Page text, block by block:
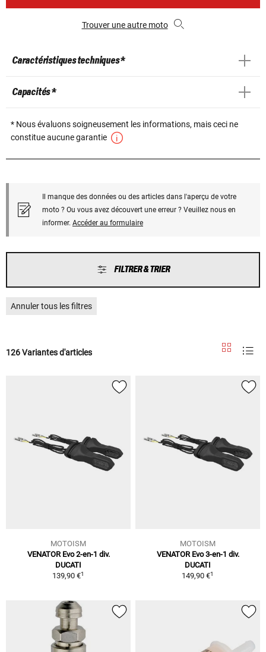
Trouver une autre moto
Caractéristiques techniques *
Capacités *
* Nous évaluons soigneusement les informations, mais ceci ne
constitue aucune garantie
Il manque des données ou des articles dans l'aperçu de votre
moto ? Ou vous avez découvert une erreur ? Veuillez nous en
informer. Accéder au formulaire
FILTRER & TRIER
Annuler tous les filtres
126 Variantes d'articles
MOTOISM
VENATOR Evo 2-en-1 div.
DUCATI
139,90 €1
MOTOISM
VENATOR Evo 3-en-1 div.
DUCATI
149,90 €1